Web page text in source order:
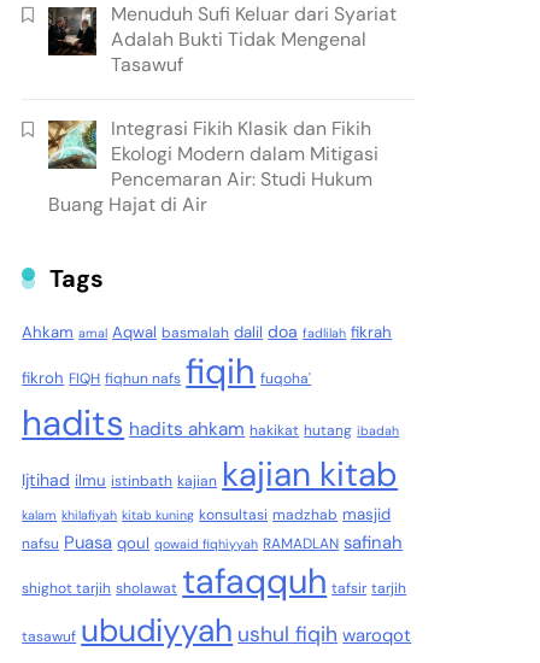
Menuduh Sufi Keluar dari Syariat
Adalah Bukti Tidak Mengenal
Tasawuf
Integrasi Fikih Klasik dan Fikih
Ekologi Modern dalam Mitigasi
Pencemaran Air: Studi Hukum
Buang Hajat di Air
Tags
Ahkam amal Aqwal basmalah dalil doa fadlilah fikrah
fikroh FIQH fiqhun nafs fiqih fuqoha'
hadits hadits ahkam hakikat hutang ibadah
Ijtihad ilmu istinbath kajian kajian kitab
kalam khilafiyah kitab kuning konsultasi madzhab masjid
nafsu Puasa qoul qowaid fiqhiyyah RAMADLAN safinah
shighot tarjih sholawat tafaqquh tafsir tarjih
tasawuf ubudiyyah ushul fiqih waroqot